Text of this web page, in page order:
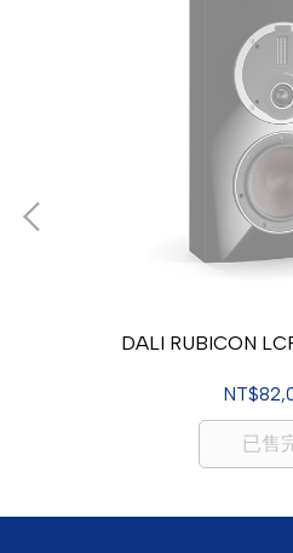
DALI RUBICON
已售